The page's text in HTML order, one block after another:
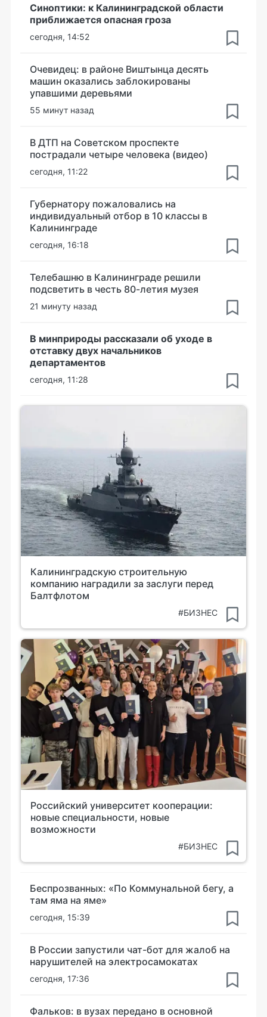
Синоптики: к Калининградской области
приближается опасная гроза
сегодня, 14:52
Очевидец: в районе Виштынца десять
машин оказались заблокированы
упавшими деревьями
55 минут назад
В ДТП на Советском проспекте
пострадали четыре человека (видео)
сегодня, 11:22
Губернатору пожаловались на
индивидуальный отбор в 10 классы в
Калининграде
сегодня, 16:18
Телебашню в Калининграде решили
подсветить в честь 80-летия музея
21 минуту назад
В минприроды рассказали об уходе в
отставку двух начальников
департаментов
сегодня, 11:28
Калининградскую строительную
компанию наградили за заслуги перед
Балтфлотом
#БИЗНЕС
Российский университет кооперации:
новые специальности, новые
возможности
#БИЗНЕС
Беспрозванных: «По Коммунальной бегу, а
там яма на яме»
сегодня, 15:39
В России запустили чат-бот для жалоб на
нарушителей на электросамокатах
сегодня, 17:36
Фальков: в вузах передано в основной